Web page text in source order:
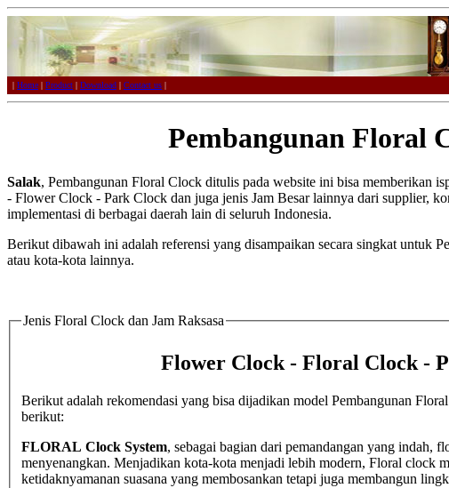
| Home | Product | Download | Contact us |
Pembangunan Floral
Salak, Pembangunan Floral Clock ditulis pada website ini bisa memberikan
- Flower Clock - Park Clock dan juga jenis Jam Besar lainnya dari supplier,
implementasi di berbagai daerah lain di seluruh Indonesia.
Berikut dibawah ini adalah referensi yang disampaikan secara singkat untuk
atau kota-kota lainnya.
Jenis Floral Clock dan Jam Raksasa
Flower Clock - Floral Clock -
Berikut adalah rekomendasi yang bisa dijadikan model Pembangunan
berikut:
FLORAL Clock System, sebagai bagian dari pemandangan yang indah,
menyenangkan. Menjadikan kota-kota menjadi lebih modern, Floral clock
ketidaknyamanan suasana yang membosankan tetapi juga membangun